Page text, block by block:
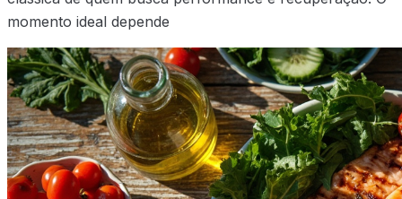
momento ideal depende